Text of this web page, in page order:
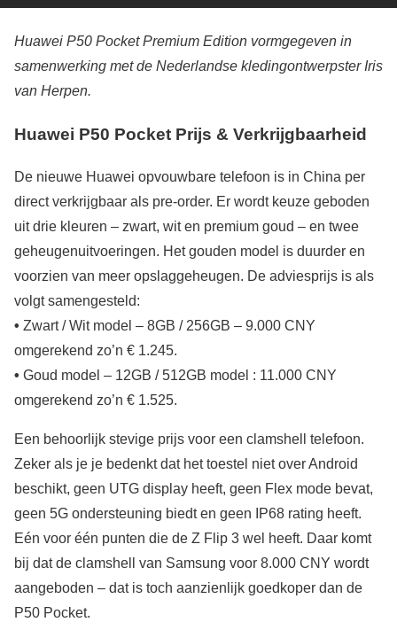
Huawei P50 Pocket Premium Edition vormgegeven in
samenwerking met de Nederlandse kledingontwerpster Iris
van Herpen.
Huawei P50 Pocket Prijs & Verkrijgbaarheid
De nieuwe Huawei opvouwbare telefoon is in China per
direct verkrijgbaar als pre-order. Er wordt keuze geboden
uit drie kleuren – zwart, wit en premium goud – en twee
geheugenuitvoeringen. Het gouden model is duurder en
voorzien van meer opslaggeheugen. De adviesprijs is als
volgt samengesteld:
• Zwart / Wit model – 8GB / 256GB – 9.000 CNY
omgerekend zo’n € 1.245.
• Goud model – 12GB / 512GB model : 11.000 CNY
omgerekend zo’n € 1.525.
Een behoorlijk stevige prijs voor een clamshell telefoon.
Zeker als je je bedenkt dat het toestel niet over Android
beschikt, geen UTG display heeft, geen Flex mode bevat,
geen 5G ondersteuning biedt en geen IP68 rating heeft.
Eén voor één punten die de Z Flip 3 wel heeft. Daar komt
bij dat de clamshell van Samsung voor 8.000 CNY wordt
aangeboden – dat is toch aanzienlijk goedkoper dan de
P50 Pocket.